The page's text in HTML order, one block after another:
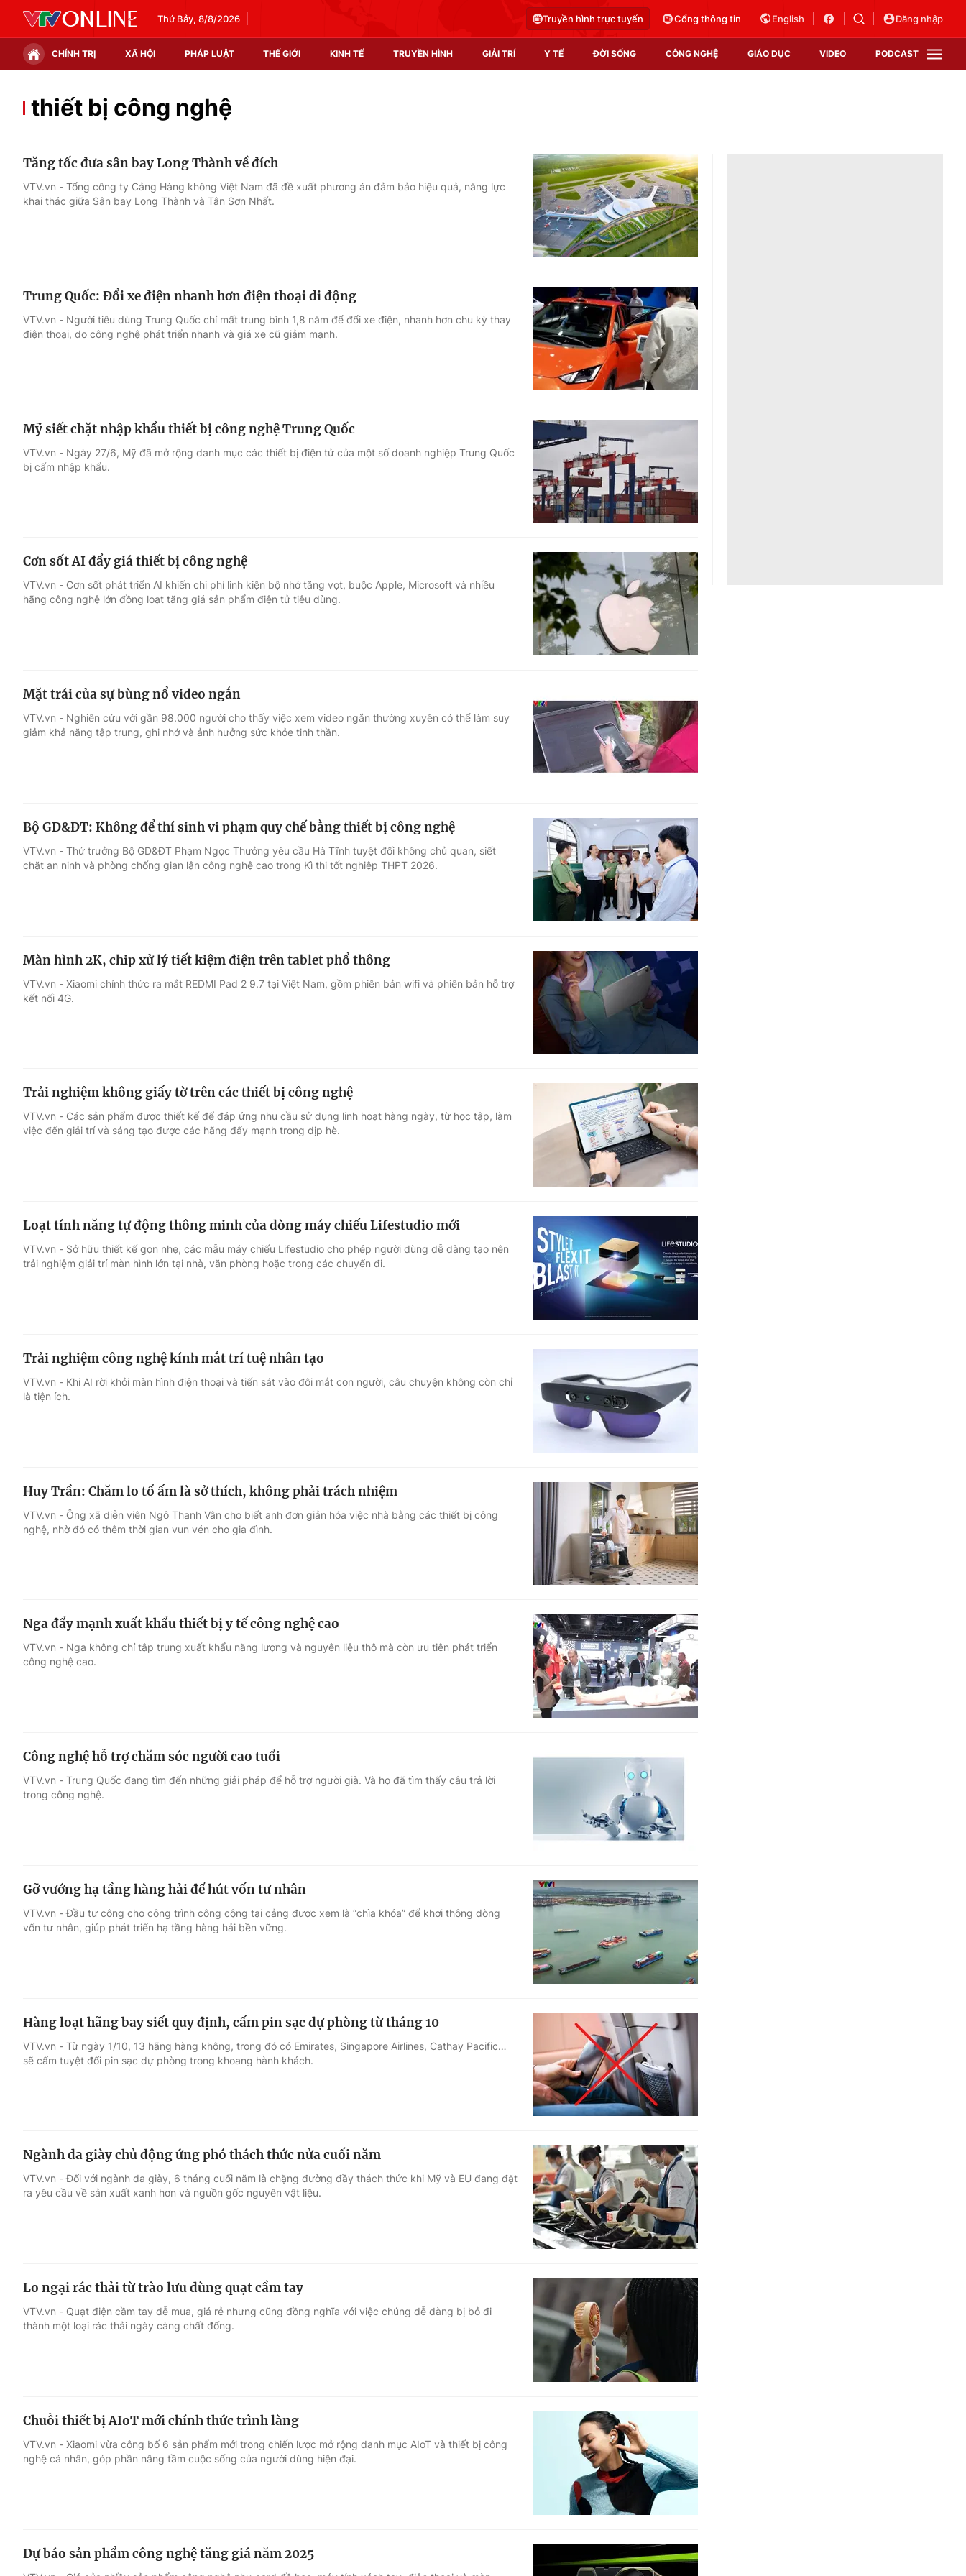
Thứ Bảy, 8/8/2026 Truyền hình trực tuyến Cổng thông tin English Đăng nhập
CHÍNH TRỊ XÃ HỘI PHÁP LUẬT THẾ GIỚI KINH TẾ TRUYỀN HÌNH GIẢI TRÍ Y TẾ ĐỜI SỐNG CÔNG NGHỆ GIÁO DỤC VIDEO PODCAST
Chính trị Xã hội
Thế giới đó đây
Thị trường
Video
Shorts video
Podcast
EMagazine
Photo
Infographic
Góc ảnh
Điện ảnh
Âm nhạc
Sao
Du lịch
Làm đẹp
Học trực tuyến
Công nghệ
Hitech Công nghệ tương lai
Sản phẩm
Thị trường
Tư vấn
VTV Sức khoẻ
thiết bị công nghệ
Tăng tốc đưa sân bay Long Thành về đích
VTV.vn - Tổng công ty Cảng Hàng không Việt Nam đã đề xuất phương án đảm bảo hiệu quả, năng lực
khai thác giữa Sân bay Long Thành và Tân Sơn Nhất.
Trung Quốc: Đổi xe điện nhanh hơn điện thoại di động
VTV.vn - Người tiêu dùng Trung Quốc chỉ mất trung bình 1,8 năm để đổi xe điện, nhanh hơn chu kỳ thay
điện thoại, do công nghệ phát triển nhanh và giá xe cũ giảm mạnh.
Mỹ siết chặt nhập khẩu thiết bị công nghệ Trung Quốc
VTV.vn - Ngày 27/6, Mỹ đã mở rộng danh mục các thiết bị điện tử của một số doanh nghiệp Trung Quốc
bị cấm nhập khẩu.
Cơn sốt AI đẩy giá thiết bị công nghệ
VTV.vn - Cơn sốt phát triển AI khiến chi phí linh kiện bộ nhớ tăng vọt, buộc Apple, Microsoft và nhiều
hãng công nghệ lớn đồng loạt tăng giá sản phẩm điện tử tiêu dùng.
Mặt trái của sự bùng nổ video ngắn
VTV.vn - Nghiên cứu với gần 98.000 người cho thấy việc xem video ngắn thường xuyên có thể làm suy
giảm khả năng tập trung, ghi nhớ và ảnh hưởng sức khỏe tinh thần.
Bộ GD&ĐT: Không để thí sinh vi phạm quy chế bằng thiết bị công nghệ
VTV.vn - Thứ trưởng Bộ GD&ĐT Phạm Ngọc Thưởng yêu cầu Hà Tĩnh tuyệt đối không chủ quan, siết
chặt an ninh và phòng chống gian lận công nghệ cao trong Kì thi tốt nghiệp THPT 2026.
Màn hình 2K, chip xử lý tiết kiệm điện trên tablet phổ thông
VTV.vn - Xiaomi chính thức ra mắt REDMI Pad 2 9.7 tại Việt Nam, gồm phiên bản wifi và phiên bản hỗ trợ
kết nối 4G.
Trải nghiệm không giấy tờ trên các thiết bị công nghệ
VTV.vn - Các sản phẩm được thiết kế để đáp ứng nhu cầu sử dụng linh hoạt hàng ngày, từ học tập, làm
việc đến giải trí và sáng tạo được các hãng đẩy mạnh trong dịp hè.
Loạt tính năng tự động thông minh của dòng máy chiếu Lifestudio mới
VTV.vn - Sở hữu thiết kế gọn nhẹ, các mẫu máy chiếu Lifestudio cho phép người dùng dễ dàng tạo nên
trải nghiệm giải trí màn hình lớn tại nhà, văn phòng hoặc trong các chuyến đi.
Trải nghiệm công nghệ kính mắt trí tuệ nhân tạo
VTV.vn - Khi AI rời khỏi màn hình điện thoại và tiến sát vào đôi mắt con người, câu chuyện không còn chỉ
là tiện ích.
Huy Trần: Chăm lo tổ ấm là sở thích, không phải trách nhiệm
VTV.vn - Ông xã diễn viên Ngô Thanh Vân cho biết anh đơn giản hóa việc nhà bằng các thiết bị công
nghệ, nhờ đó có thêm thời gian vun vén cho gia đình.
Nga đẩy mạnh xuất khẩu thiết bị y tế công nghệ cao
VTV.vn - Nga không chỉ tập trung xuất khẩu năng lượng và nguyên liệu thô mà còn ưu tiên phát triển
công nghệ cao.
Công nghệ hỗ trợ chăm sóc người cao tuổi
VTV.vn - Trung Quốc đang tìm đến những giải pháp để hỗ trợ người già. Và họ đã tìm thấy câu trả lời
trong công nghệ.
Gỡ vướng hạ tầng hàng hải để hút vốn tư nhân
VTV.vn - Đầu tư công cho công trình công cộng tại cảng được xem là “chìa khóa” để khơi thông dòng
vốn tư nhân, giúp phát triển hạ tầng hàng hải bền vững.
Hàng loạt hãng bay siết quy định, cấm pin sạc dự phòng từ tháng 10
VTV.vn - Từ ngày 1/10, 13 hãng hàng không, trong đó có Emirates, Singapore Airlines, Cathay Pacific…
sẽ cấm tuyệt đối pin sạc dự phòng trong khoang hành khách.
Ngành da giày chủ động ứng phó thách thức nửa cuối năm
VTV.vn - Đối với ngành da giày, 6 tháng cuối năm là chặng đường đầy thách thức khi Mỹ và EU đang đặt
ra yêu cầu về sản xuất xanh hơn và nguồn gốc nguyên vật liệu.
Lo ngại rác thải từ trào lưu dùng quạt cầm tay
VTV.vn - Quạt điện cầm tay dễ mua, giá rẻ nhưng cũng đồng nghĩa với việc chúng dễ dàng bị bỏ đi
thành một loại rác thải ngày càng chất đống.
Chuỗi thiết bị AIoT mới chính thức trình làng
VTV.vn - Xiaomi vừa công bố 6 sản phẩm mới trong chiến lược mở rộng danh mục AIoT và thiết bị công
nghệ cá nhân, góp phần nâng tầm cuộc sống của người dùng hiện đại.
Dự báo sản phẩm công nghệ tăng giá năm 2025